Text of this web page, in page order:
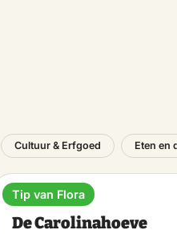
Cultuur & Erfgoed Eten en
Lunchroom
De Carolinahoeve
Tip van Flora